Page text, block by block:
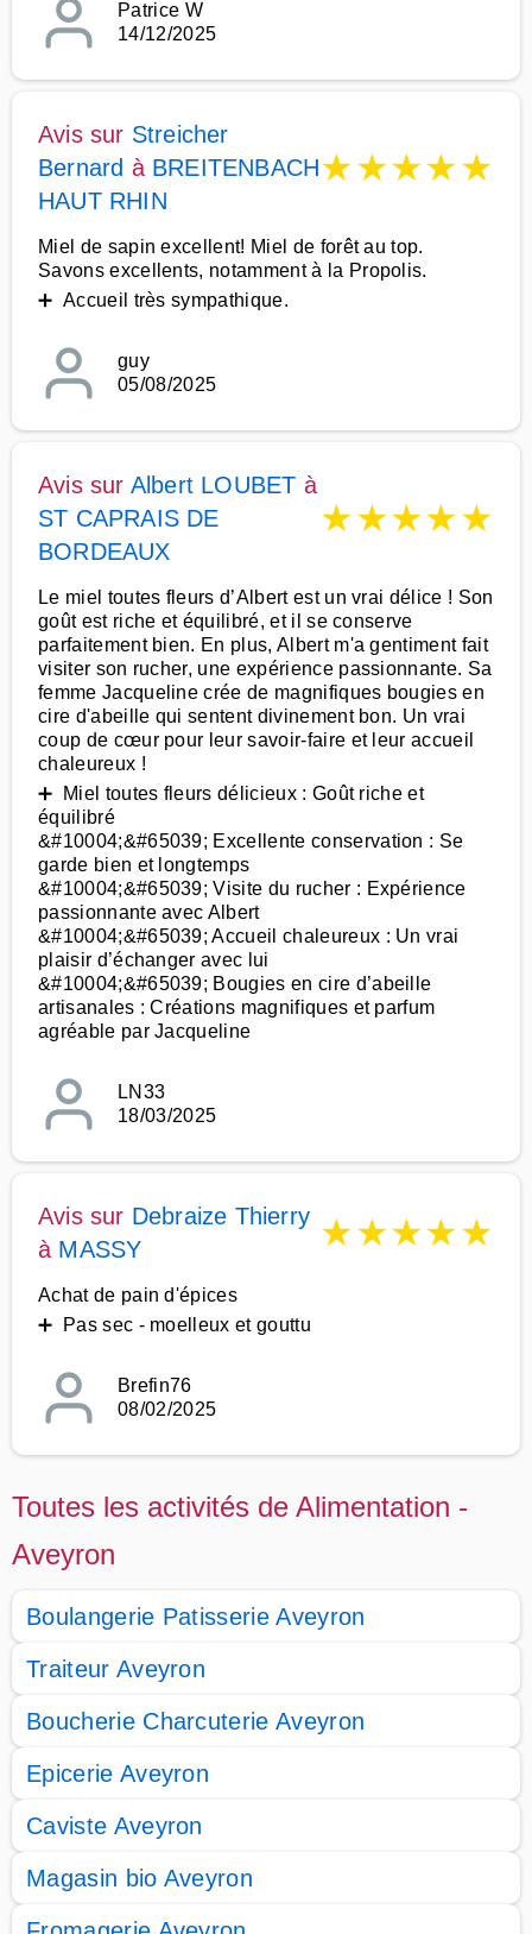
Patrice W
14/12/2025
Avis sur Streicher
Bernard à BREITENBACH
HAUT RHIN
★★★★★
Miel de sapin excellent! Miel de forêt au top.
Savons excellents, notamment à la Propolis.
➕ Accueil très sympathique.
guy
05/08/2025
Avis sur Albert LOUBET à
ST CAPRAIS DE
BORDEAUX
★★★★★
Le miel toutes fleurs d’Albert est un vrai délice ! Son
goût est riche et équilibré, et il se conserve
parfaitement bien. En plus, Albert m'a gentiment fait
visiter son rucher, une expérience passionnante. Sa
femme Jacqueline crée de magnifiques bougies en
cire d'abeille qui sentent divinement bon. Un vrai
coup de cœur pour leur savoir-faire et leur accueil
chaleureux !
➕ Miel toutes fleurs délicieux : Goût riche et
équilibré
&#10004;&#65039; Excellente conservation : Se
garde bien et longtemps
&#10004;&#65039; Visite du rucher : Expérience
passionnante avec Albert
&#10004;&#65039; Accueil chaleureux : Un vrai
plaisir d’échanger avec lui
&#10004;&#65039; Bougies en cire d’abeille
artisanales : Créations magnifiques et parfum
agréable par Jacqueline
LN33
18/03/2025
Avis sur Debraize Thierry
à MASSY ★★★★★
Achat de pain d'épices
➕ Pas sec - moelleux et gouttu
Brefin76
08/02/2025
Toutes les activités de Alimentation -
Aveyron
Boulangerie Patisserie Aveyron
Traiteur Aveyron
Boucherie Charcuterie Aveyron
Epicerie Aveyron
Caviste Aveyron
Magasin bio Aveyron